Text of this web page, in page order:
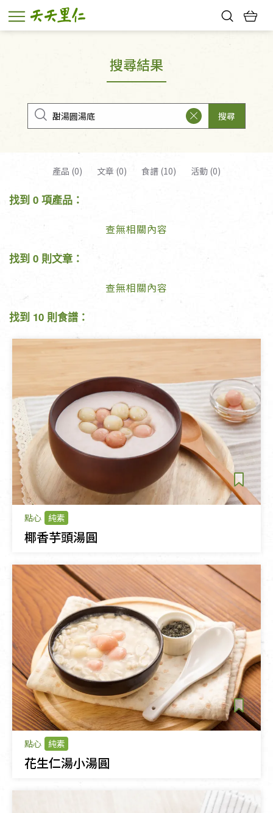
幸福節中獎名單
搜尋結果
搜尋
產品 (0) 文章 (0) 食譜 (10) 活動 (0)
找到 0 項產品：
查無相關內容
找到 0 則文章：
查無相關內容
找到 10 則食譜：
點心 純素
椰香芋頭湯圓
點心 純素
花生仁湯小湯圓